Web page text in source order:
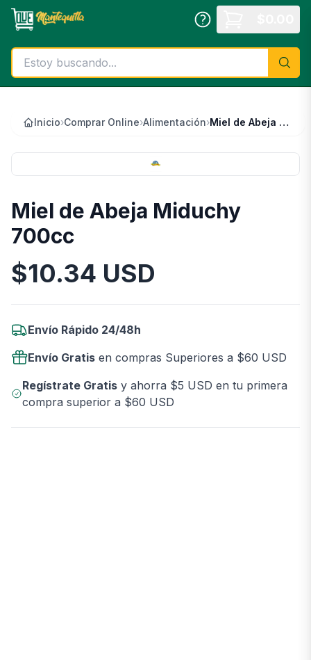
Saltar al contenido principal
Inicio›Comprar Online›Alimentación› Miel de Abeja Miduchy 700cc
Miel de Abeja Miduchy
700cc
Información del Producto
$10.34 USD
Envío Rápido 24/48h
Envío Gratis en compras Superiores a $60 USD
Regístrate Gratisy ahorra $5 USD en tu primera
compra superior a $60 USD